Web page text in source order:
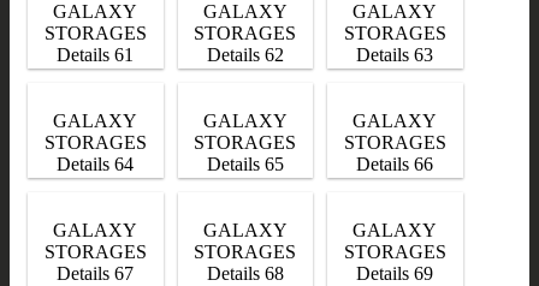
GALAXY
STORAGES
Details 61
GALAXY
STORAGES
Details 62
GALAXY
STORAGES
Details 63
GALAXY
STORAGES
Details 64
GALAXY
STORAGES
Details 65
GALAXY
STORAGES
Details 66
GALAXY
STORAGES
Details 67
GALAXY
STORAGES
Details 68
GALAXY
STORAGES
Details 69